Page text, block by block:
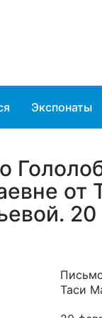
Экспонаты
от
20
Таси